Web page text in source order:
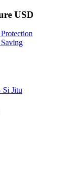
USD
Si Jitu